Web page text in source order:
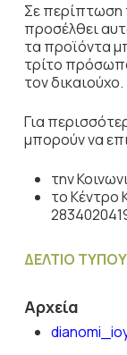
Σε περίπτωση
προσέλθει
τα προϊόντα
τρίτο
τον δικαιούχο.
Για
μπορούν να
την
το Κέντρο
ΔΕΛΤΙΟ ΤΥΠΟΥ
Αρχεία